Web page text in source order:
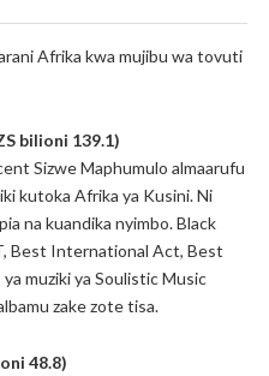
Afrika kwa mujibu wa tovuti
bilioni 139.1)
Sizwe Maphumulo almaarufu
kutoka Afrika ya Kusini. Ni
na kuandika nyimbo. Black
Best International Act, Best
muziki ya Soulistic Music
zake zote tisa.
48.8)